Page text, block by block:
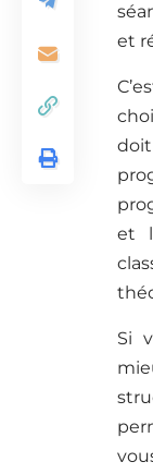
et
et
Si